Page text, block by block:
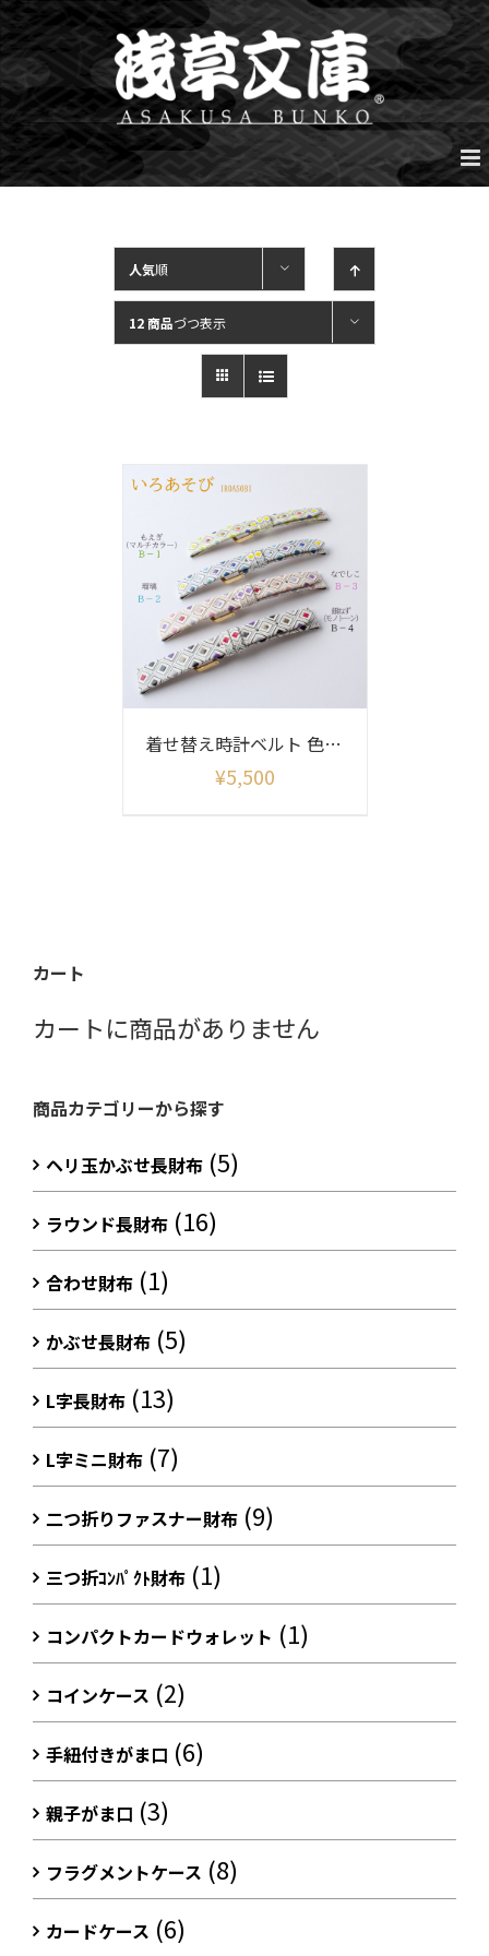
Skip
to
content
人気順
12 商品づつ表示
着せ替え時計ベルト 色あそび柄(ベルトのみ)
¥5,500
カート
カートに商品がありません
商品カテゴリーから探す
ヘリ玉かぶせ長財布 (5)
ラウンド長財布 (16)
合わせ財布 (1)
かぶせ長財布 (5)
L字長財布 (13)
L字ミニ財布 (7)
二つ折りファスナー財布 (9)
三つ折ｺﾝﾊﾟｸﾄ財布 (1)
コンパクトカードウォレット (1)
コインケース (2)
手紐付きがま口 (6)
親子がま口 (3)
フラグメントケース (8)
カードケース (6)